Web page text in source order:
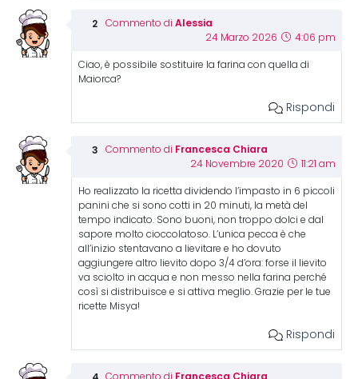
Commento di Alessia
24 Marzo 2026 4:06 pm
Ciao, è possibile sostituire la farina con quella di
Maiorca?
Rispondi
Commento di Francesca Chiara
24 Novembre 2020 11:21 am
Ho realizzato la ricetta dividendo l’impasto in 6 piccoli
panini che si sono cotti in 20 minuti, la metà del
tempo indicato. Sono buoni, non troppo dolci e dal
sapore molto cioccolatoso. L’unica pecca è che
all’inizio stentavano a lievitare e ho dovuto
aggiungere altro lievito dopo 3/4 d’ora: forse il lievito
va sciolto in acqua e non messo nella farina perché
così si distribuisce e si attiva meglio. Grazie per le tue
ricette Misya!
Rispondi
Commento di Francesca Chiara